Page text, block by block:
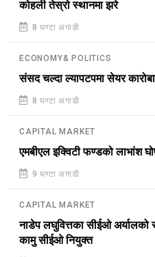
कोहली तेस्रो स्थानमा झरे
8 घण्टा अगाडी
ECONOMY& POLITICS
संसद चल्दा ल्यापटपमा सेयर
8 घण्टा अगाडी
CAPITAL MARKET
एमबीएल इक्विटी फण्डको लाभांश
9 घण्टा अगाडी
CAPITAL MARKET
नाडेप लघुवित्तका सीईओ अर्यालको
कामु सीईओ नियुक्त